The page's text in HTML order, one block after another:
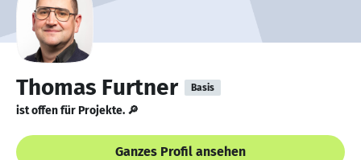
Thomas Furtner Basis
ist offen für Projekte. 🔎
Ganzes Profil ansehen